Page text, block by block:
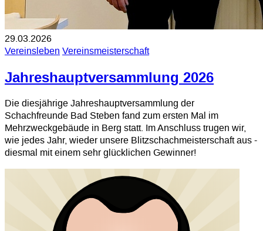
29.03.2026
Vereinsleben Vereinsmeisterschaft
Jahreshauptversammlung 2026
Die diesjährige Jahreshauptversammlung der
Schachfreunde Bad Steben fand zum ersten Mal im
Mehrzweckgebäude in Berg statt. Im Anschluss trugen wir,
wie jedes Jahr, wieder unsere Blitzschachmeisterschaft aus -
diesmal mit einem sehr glücklichen Gewinner!